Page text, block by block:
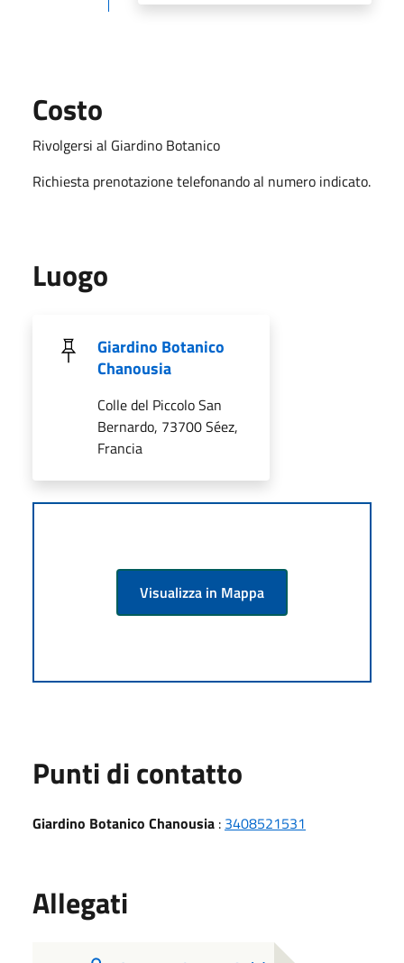
Costo
Rivolgersi al Giardino Botanico
Richiesta prenotazione telefonando al numero indicato.
Luogo
Giardino Botanico
Chanousia
Colle del Piccolo San
Bernardo, 73700 Séez,
Francia
Visualizza in Mappa
Punti di contatto
Giardino Botanico Chanousia : 3408521531
Allegati